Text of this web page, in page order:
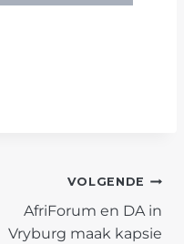
VOLGENDE
AfriForum en DA in
Vryburg maak kapsie